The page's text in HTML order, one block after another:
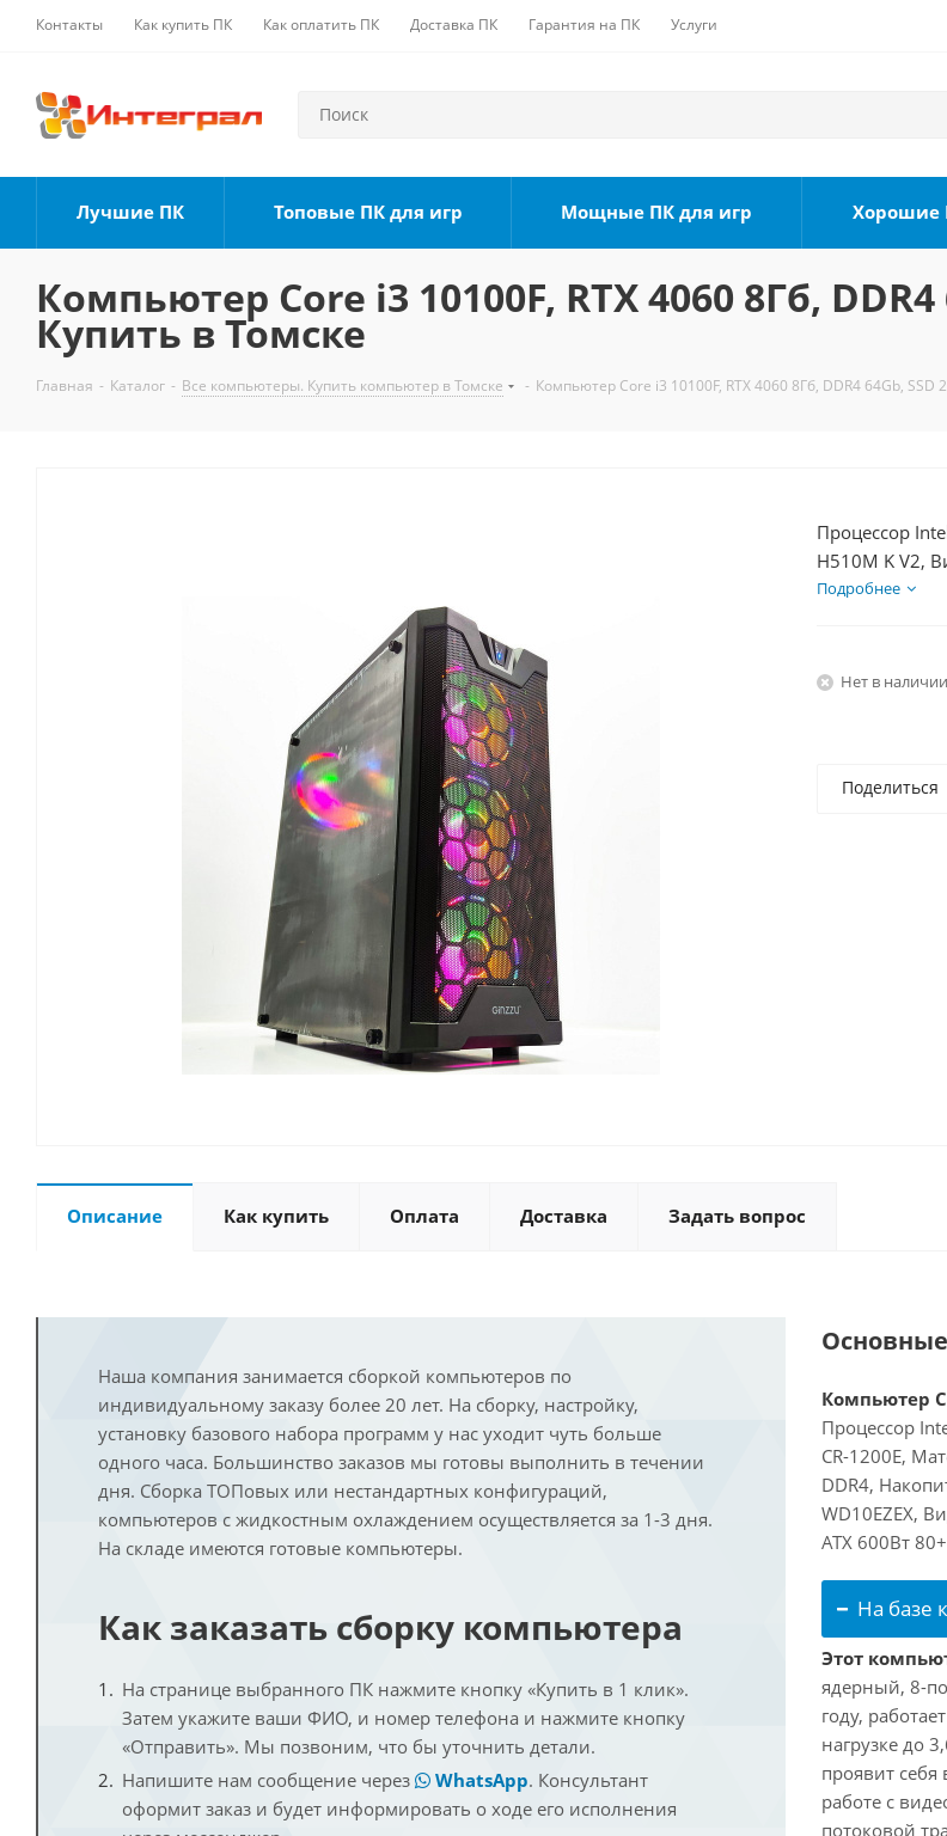
Контакты Как купить ПК Как оплатить ПК Доставка ПК Гарантия на ПК Услуги
Лучшие ПК Топовые ПК для игр Мощные ПК для игр Хорошие
Компьютер Core i3 10100F, RTX 4060 8Гб, DDR4
Купить в Томске
Главная - Каталог - Все компьютеры. Купить компьютер в Томске - Компьютер Core i3 10100F, RTX 4060 8Гб, DDR4 64Gb, SSD
Процессор
H510M K V2,
HDD 1Тб, БП
Подробнее
Нет в наличии
Поделиться
Описание Как купить Оплата Доставка Задать вопрос
Наша компания занимается сборкой компьютеров по
индивидуальному заказу более 20 лет. На сборку, настройку,
установку базового набора программ у нас уходит чуть больше
одного часа. Большинство заказов мы готовы выполнить в течении
дня. Сборка ТОПовых или нестандартных конфигураций,
компьютеров с жидкостным охлаждением осуществляется за 1-3 дня.
На складе имеются готовые компьютеры.
Как заказать сборку компьютера
На странице выбранного ПК нажмите кнопку «Купить в 1 клик».
Затем укажите ваши ФИО, и номер телефона и нажмите кнопку
«Отправить». Мы позвоним, что бы уточнить детали.
Напишите нам сообщение через
WhatsApp. Консультант
оформит заказ и будет информировать о ходе его исполнения
Компьютер
Процессор
CR-1200E,
DDR4,
WD10EZEX,
ATX 600Вт
На базе
Этот
ядерный, 8-
году,
нагрузке до
проявит
работе с
потоковой